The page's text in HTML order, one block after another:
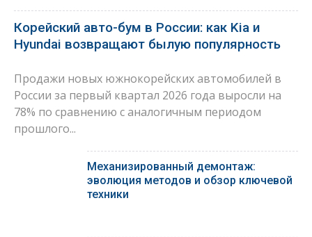
Корейский авто-бум в России: как Kia и
Hyundai возвращают былую популярность
Продажи новых южнокорейских автомобилей в
России за первый квартал 2026 года выросли на
78% по сравнению с аналогичным периодом
прошлого...
Механизированный демонтаж:
эволюция методов и обзор ключевой
техники